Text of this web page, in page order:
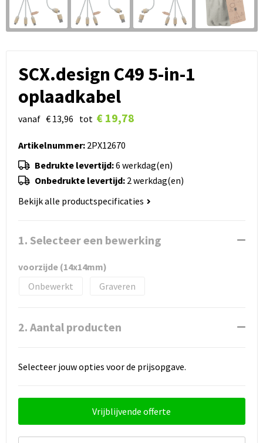
SCX.design C49 5-in-1
oplaadkabel
vanaf € 13,96 tot € 19,78
Artikelnummer:2PX12670
Bedrukte levertijd:6 werkdag(en)
Onbedrukte levertijd: 2 werkdag(en)
Bekijk alle productspecificaties
1. Selecteer een bewerking
voorzijde (14x14mm)
Onbewerkt
Graveren
2. Aantal producten
Selecteer jouw opties voor de prijsopgave.
Vrijblijvende offerte